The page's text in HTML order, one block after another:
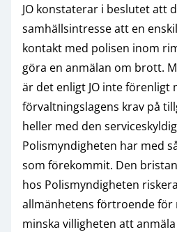
JO konstaterar i beslutet att
samhällsintresse att en
kontakt med polisen inom
göra en anmälan om brott.
är det enligt JO inte förenligt
förvaltningslagens krav på
heller med den
Polismyndigheten har med
som förekommit. Den
hos Polismyndigheten
allmänhetens förtroende för
minska villigheten att